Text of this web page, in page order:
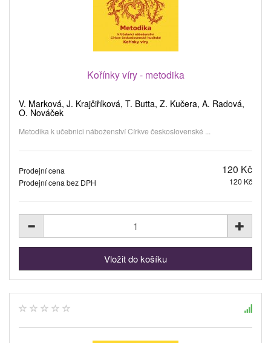
Kořínky víry - metodika
V. Marková, J. Krajčiříková, T. Butta, Z. Kučera, A. Radová,
O. Nováček
Metodika k učebnici náboženství Církve československé ...
Prodejní cena 120 Kč
Prodejní cena bez DPH 120 Kč